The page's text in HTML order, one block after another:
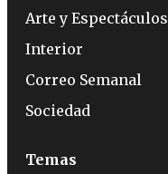
Arte y Espectáculos
Interior
Correo Semanal
Sociedad
Temas